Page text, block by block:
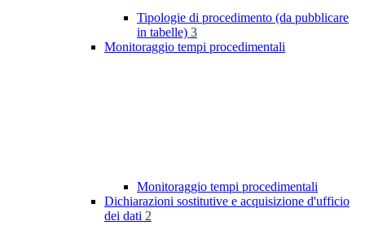
Tipologie di procedimento (da pubblicare
in tabelle) 3
Monitoraggio tempi procedimentali
Monitoraggio tempi procedimentali
Dichiarazioni sostitutive e acquisizione d'ufficio
dei dati 2